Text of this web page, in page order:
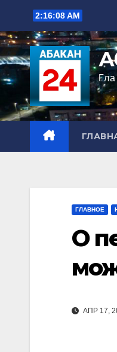
Перейти
содержимому
2:16:09 AM
ГЛАВНОЕ
О
АПР 17,